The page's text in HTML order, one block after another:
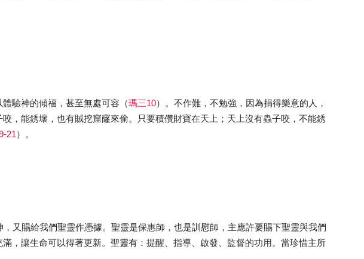
驗神的傾福，甚至無處可容（瑪三10）。不作難，不勉強，因為捐得樂意的人，
，能銹壞，也有賊挖窟窿來偷。只要積儹財寶在天上；天上沒有蟲子咬，不能銹
21）。
又賜給我們聖靈作憑據。聖靈是保惠師，也是訓慰師，主應許要賜下聖靈與我們
，讓生命可以得著更新。聖靈有：提醒、指導、啟發、監督的功用。當珍惜主所